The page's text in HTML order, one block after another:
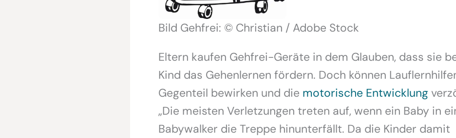
Bild Gehfrei: © Christian / Adobe Stock
Eltern kaufen Gehfrei-Geräte in dem Glauben, dass sie
Kind das Gehenlernen fördern. Doch können
Gegenteil bewirken und die motorische Entwicklung
„Die meisten Verletzungen treten auf, wenn ein Baby in
Babywalker die Treppe hinunterfällt. Da die Kinder damit